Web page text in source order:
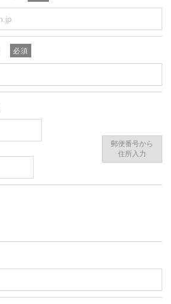
必須
郵便番号から
住所入力